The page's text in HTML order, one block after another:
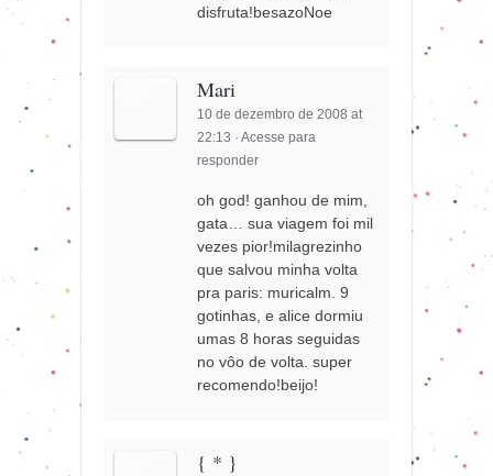
disfruta!besazoNoe
Mari
10 de dezembro de 2008 at
22:13 ·Acesse para
responder
oh god! ganhou de mim,
gata… sua viagem foi mil
vezes pior!milagrezinho
que salvou minha volta
pra paris: muricalm. 9
gotinhas, e alice dormiu
umas 8 horas seguidas
no vôo de volta. super
recomendo!beijo!
{ * }